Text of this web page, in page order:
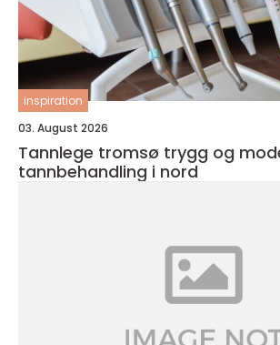
inspiration
03. August 2026
Tannlege tromsø trygg og moderne
tannbehandling i nord